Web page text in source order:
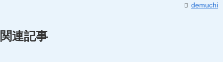
demuchi
関連記事